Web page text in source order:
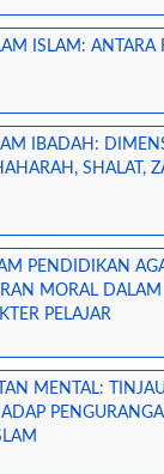
ISLAM: ANTARA
IBADAH:
SHALAT,
PENDIDIKAN
MORAL DALAM
PELAJAR
MENTAL: